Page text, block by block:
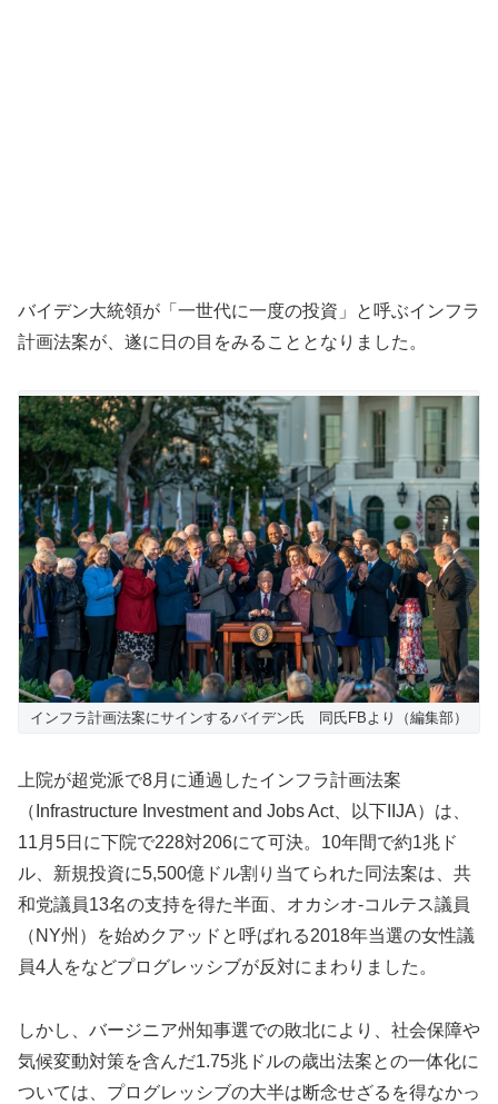
バイデン大統領が「一世代に一度の投資」と呼ぶインフラ
計画法案が、遂に日の目をみることとなりました。
インフラ計画法案にサインするバイデン氏 同氏FBより（編集部）
上院が超党派で8月に通過したインフラ計画法案
（Infrastructure Investment and Jobs Act、以下IIJA）は、
11月5日に下院で228対206にて可決。10年間で約1兆ド
ル、新規投資に5,500億ドル割り当てられた同法案は、共
和党議員13名の支持を得た半面、オカシオ-コルテス議員
（NY州）を始めクアッドと呼ばれる2018年当選の女性議
員4人をなどプログレッシブが反対にまわりました。
しかし、バージニア州知事選での敗北により、社会保障や
気候変動対策を含んだ1.75兆ドルの歳出法案との一体化に
ついては、プログレッシブの大半は断念せざるを得なかっ